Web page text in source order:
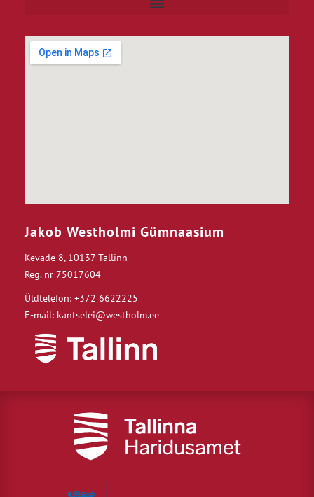
Jakob Westholmi Gümnaasium
Kevade 8, 10137 Tallinn
Reg. nr 75017604
Üldtelefon: +372 6622225
E-mail: kantselei@westholm.ee